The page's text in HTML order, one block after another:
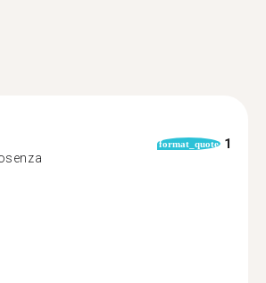
format_quote 1